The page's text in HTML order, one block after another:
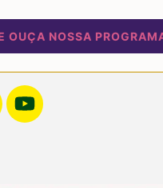
NOSSA PROGRAMAÇÃO